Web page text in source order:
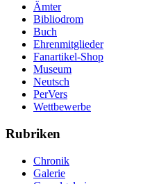
Ämter
Bibliodrom
Buch
Ehrenmitglieder
Fanartikel-Shop
Museum
Neutsch
PerVers
Wettbewerbe
Rubriken
Chronik
Galerie